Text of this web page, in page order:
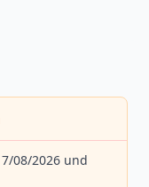
08/2026 und